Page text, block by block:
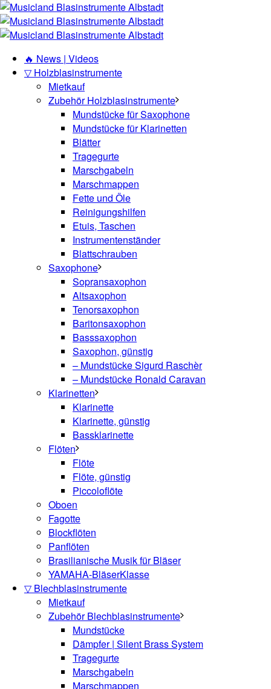
🔥 News | Videos
▽ Holzblasinstrumente
Mietkauf
Zubehör Holzblasinstrumente
Mundstücke für Saxophone
Mundstücke für Klarinetten
Blätter
Tragegurte
Marschgabeln
Marschmappen
Fette und Öle
Reinigungshilfen
Etuis, Taschen
Instrumentenständer
Blattschrauben
Saxophone
Sopransaxophon
Altsaxophon
Tenorsaxophon
Baritonsaxophon
Basssaxophon
Saxophon, günstig
– Mundstücke Sigurd Raschèr
– Mundstücke Ronald Caravan
Klarinetten
Klarinette
Klarinette, günstig
Bassklarinette
Flöten
Flöte
Flöte, günstig
Piccoloflöte
Oboen
Fagotte
Blockflöten
Panflöten
Brasilianische Musik für Bläser
YAMAHA-BläserKlasse
▽ Blechblasinstrumente
Mietkauf
Zubehör Blechblasinstrumente
Mundstücke
Dämpfer | Silent Brass System
Tragegurte
Marschgabeln
Marschmappen